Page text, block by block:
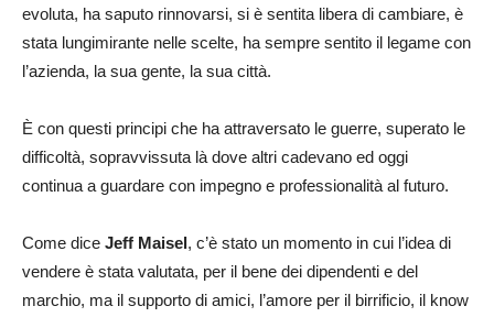
evoluta, ha saputo rinnovarsi, si è sentita libera di cambiare, è
stata lungimirante nelle scelte, ha sempre sentito il legame con
l’azienda, la sua gente, la sua città.
È con questi principi che ha attraversato le guerre, superato le
difficoltà, sopravvissuta là dove altri cadevano ed oggi
continua a guardare con impegno e professionalità al futuro.
Come dice Jeff Maisel, c’è stato un momento in cui l’idea di
vendere è stata valutata, per il bene dei dipendenti e del
marchio, ma il supporto di amici, l’amore per il birrificio, il know